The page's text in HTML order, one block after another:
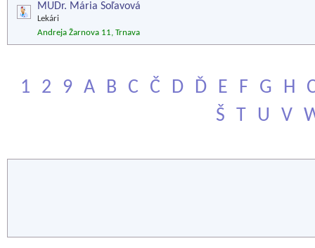
MUDr. Mária Soľavová
Lekári
Andreja Žarnova 11, Trnava
1 2 9 A B C Č D Ď E F G H
Š
T U V